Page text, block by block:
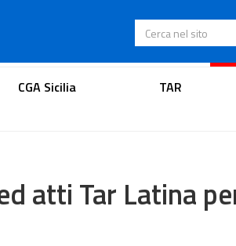
Cerca nel sito
dell'avvocato
CGA Sicilia TAR
atti Tar Latina